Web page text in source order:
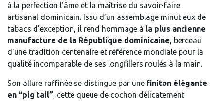
à la perfection l’âme et la maîtrise du savoir-faire
artisanal dominicain. Issu d’un assemblage minutieux de
tabacs d’exception, il rend hommage à la plus ancienne
manufacture de la République dominicaine, berceau
d’une tradition centenaire et référence mondiale pour la
qualité incomparable de ses longfillers roulés à la main.
Son allure raffinée se distingue par une finiton élégante
en “pig tail”, cette queue de cochon délicatement